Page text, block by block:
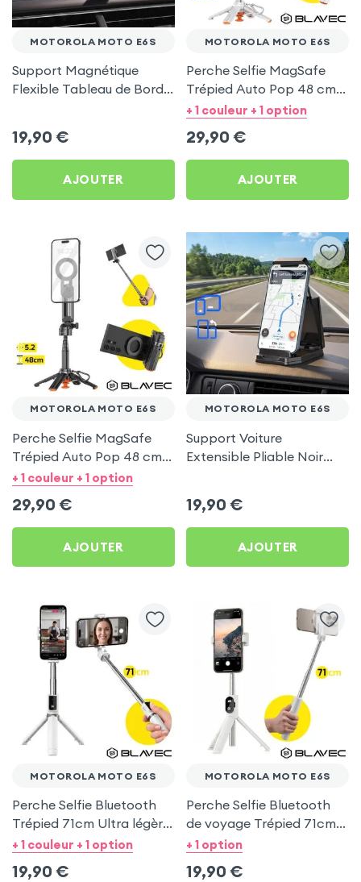
MOTOROLA MOTO E6S
Support Magnétique
Flexible Tableau de Bord
19,90 €
AJOUTER
MOTOROLA MOTO E6S
Perche Selfie MagSafe
Trépied Auto Pop 48 cm
Blanc pour Motorola
+ 1 couleur + 1 option
29,90 €
AJOUTER
MOTOROLA MOTO E6S
Perche Selfie MagSafe
Trépied Auto Pop 48 cm
Noir pour Motorola Moto
+ 1 couleur + 1 option
29,90 €
AJOUTER
MOTOROLA MOTO E6S
Support Voiture
Extensible Pliable Noir
19,90 €
AJOUTER
MOTOROLA MOTO E6S
Perche Selfie Bluetooth
Trépied 71cm Ultra légère
Blanc pour Motorola
+ 1 couleur + 1 option
19,90 €
MOTOROLA MOTO E6S
Perche Selfie Bluetooth
de voyage Trépied 71cm -
Blanc pour Motorola
+ 1 option
19,90 €